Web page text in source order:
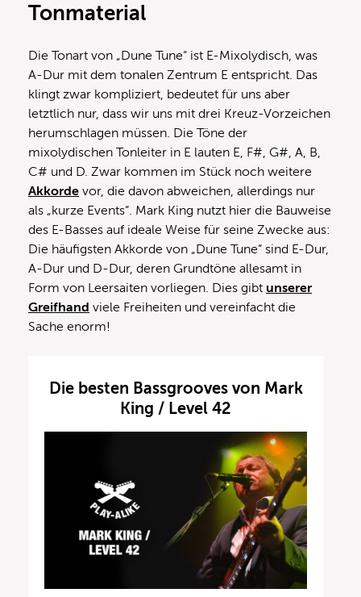
Tonmaterial
Die Tonart von „Dune Tune“ ist E-Mixolydisch, was
A-Dur mit dem tonalen Zentrum E entspricht. Das
klingt zwar kompliziert, bedeutet für uns aber
letztlich nur, dass wir uns mit drei Kreuz-Vorzeichen
herumschlagen müssen. Die Töne der
mixolydischen Tonleiter in E lauten E, F#, G#, A, B,
C# und D. Zwar kommen im Stück noch weitere
Akkorde vor, die davon abweichen, allerdings nur
als „kurze Events“. Mark King nutzt hier die Bauweise
des E-Basses auf ideale Weise für seine Zwecke aus:
Die häufigsten Akkorde von „Dune Tune“ sind E-Dur,
A-Dur und D-Dur, deren Grundtöne allesamt in
Form von Leersaiten vorliegen. Dies gibt unserer
Greifhand viele Freiheiten und vereinfacht die
Sache enorm!
Die besten Bassgrooves von Mark
King / Level 42